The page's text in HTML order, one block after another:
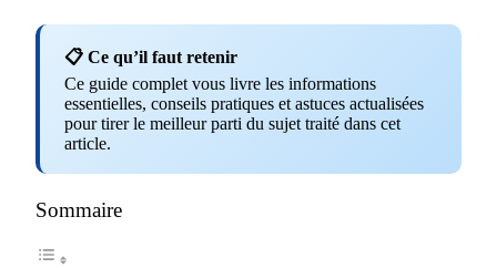
📋 Ce qu’il faut retenir
Ce guide complet vous livre les informations
essentielles, conseils pratiques et astuces actualisées
pour tirer le meilleur parti du sujet traité dans cet
article.
Sommaire